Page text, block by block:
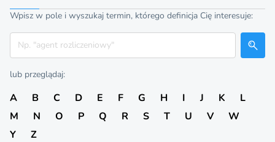
Wpisz w pole i wyszukaj termin, którego definicja Cię interesuje:
Szukaj
lub przeglądaj:
A B C D E F G H I J K
L
M
N O P Q R S T U V
W
Y
Z